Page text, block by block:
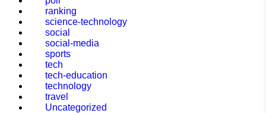
ranking
science-technology
social
social-media
sports
tech
tech-education
technology
travel
Uncategorized